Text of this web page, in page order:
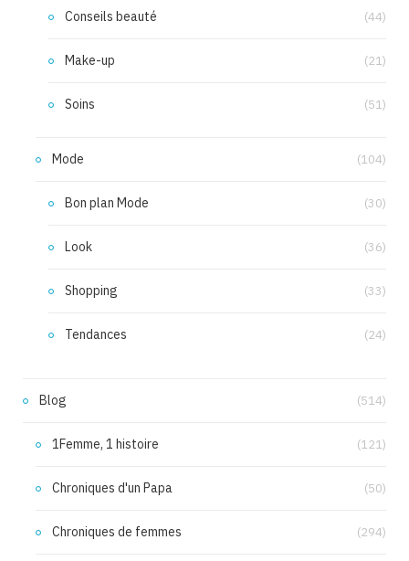
Conseils beauté (44)
Make-up (21)
Soins (51)
Mode (104)
Bon plan Mode (30)
Look (36)
Shopping (33)
Tendances (24)
Blog (514)
1Femme, 1 histoire (121)
Chroniques d'un Papa (50)
Chroniques de femmes (294)